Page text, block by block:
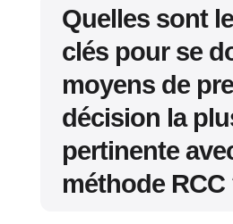
Quelles sont
clés pour se
moyens de
décision la
pertinente
méthode RCC